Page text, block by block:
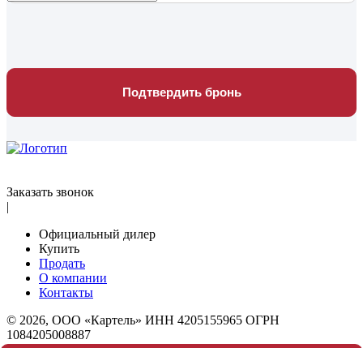
Подтвердить бронь
Заказать звонок
|
Официальный дилер
Купить
Продать
О компании
Контакты
© 2026, ООО «Картель» ИНН 4205155965 ОГРН
1084205008887